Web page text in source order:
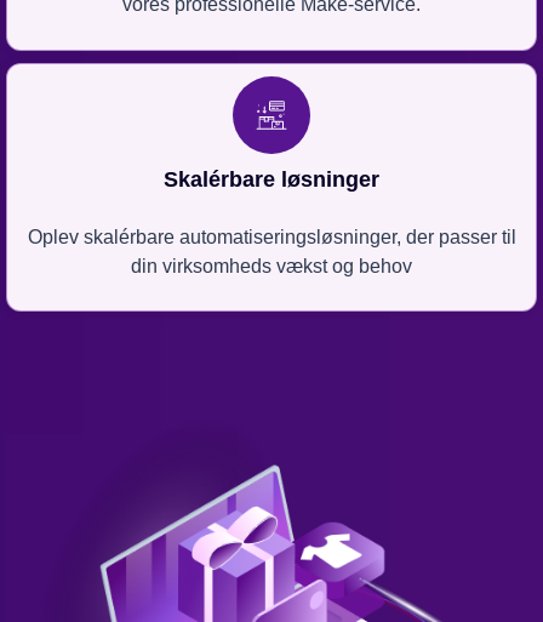
vores professionelle Make-service.
Skalérbare løsninger
Oplev skalérbare automatiseringsløsninger, der passer til
din virksomheds vækst og behov